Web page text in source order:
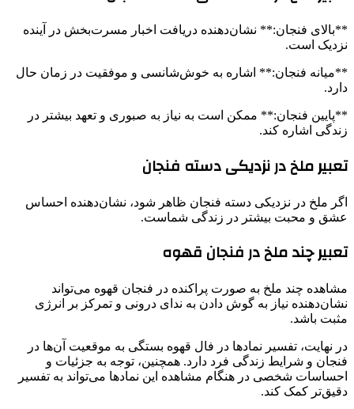
**بالای فنجان:** نشان‌دهنده دریافت اخبار مسرت‌بخش در آینده
نزدیک است.
**میانه فنجان:** اشاره به خوش‌شانسی و موفقیت در زمان حال
دارد.
**پایین فنجان:** ممکن است به نیاز به صبوری و تعهد بیشتر در
زندگی اشاره کند.
تعبیر ملخ در نزدیکی دسته فنجان
اگر ملخ در نزدیکی دسته فنجان ظاهر شود، نشان‌دهنده احساس
عشق و محبت بیشتر در زندگی شماست.
تعبیر چند ملخ در فنجان قهوه
مشاهده چند ملخ به صورت پراکنده در فنجان قهوه می‌تواند
نشان‌دهنده نیاز به گوش دادن به ندای درونی و تمرکز بر انرژی
مثبت باشد.
در نهایت، تفسیر نمادها در فال قهوه بستگی به موقعیت آن‌ها در
فنجان و شرایط زندگی فرد دارد. همچنین، توجه به جزئیات و
احساسات شخصی در هنگام مشاهده این نمادها می‌تواند به تفسیر
دقیق‌تر کمک کند.